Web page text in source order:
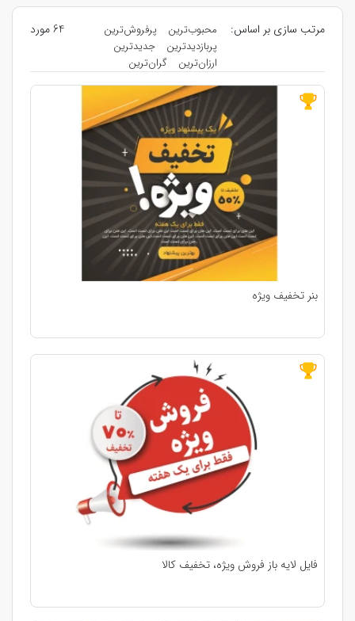
مرتب سازی بر اساس: محبوب‌ترین
پرفروش‌ترین
پربازدیدترین
جدیدترین
ارزان‌ترین
گران‌ترین
64 مورد
بنر تخفیف ویژه
فایل لایه باز فروش ویژه، تخفیف کالا